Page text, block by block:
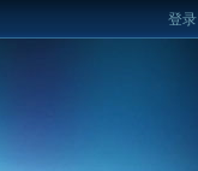
登录